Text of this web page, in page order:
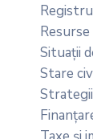
Situații
Stare